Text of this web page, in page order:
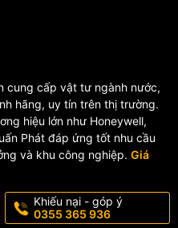
Bật
Báo Cháy
hoạt động của từng vùng
dàng theo dõi và xử lý sự cố
Linh Hoạt
40 zone, đáp ứng tốt nhu cầu
cung cấp vật tư ngành nước,
hãng, uy tín trên thị trường.
hiệu lớn như Honeywell,
Phát đáp ứng tốt nhu cầu
và khu công nghiệp. Giá
Khiếu nại - góp ý
0355 365 936